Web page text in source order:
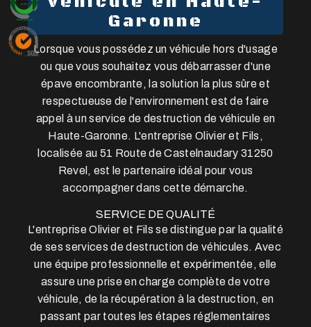
Garonne
Lorsque vous possédez un véhicule hors d'usage
ou que vous souhaitez vous débarrasser d'une
épave encombrante, la solution la plus sûre et
respectueuse de l'environnement est de faire
appel à un service de destruction de véhicule en
Haute-Garonne. L'entreprise Olivier et Fils,
localisée au 51 Route de Castelnaudary 31250
Revel, est le partenaire idéal pour vous
accompagner dans cette démarche.
SERVICE DE QUALITÉ
L'entreprise Olivier et Fils se distingue par la qualité
de ses services de destruction de véhicules. Avec
une équipe professionnelle et expérimentée, elle
assure une prise en charge complète de votre
véhicule, de la récupération à la destruction, en
passant par toutes les étapes réglementaires